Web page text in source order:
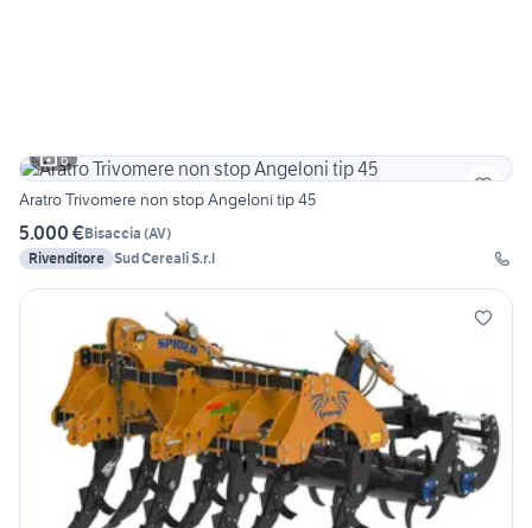
6
Aratro Trivomere non stop Angeloni tip 45
5.000 €Bisaccia (AV)
Rivenditore Sud Cereali S.r.l